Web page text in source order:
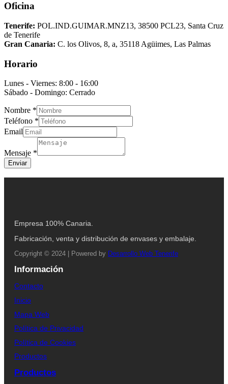
Oficina
Tenerife: POL.IND.GUIMAR.MNZ13, 38500 PCL23, Santa Cruz
de Tenerife
Gran Canaria: C. los Olivos, 8, a, 35118 Agüimes, Las Palmas
Horario
Lunes - Viernes: 8:00 - 16:00
Sábado - Domingo: Cerrado
Nombre *
Teléfono *
Email
Mensaje *
Enviar
Empresa 100% Canaria.
Fabricación, venta y distribución de envases y embalaje.
Copyright © 2024 | Powered by Desarrollo Web Tenerife
Información
Contacto
Inicio
Mapa Web
Política de Privacidad
Política de Cookies
Productos
Productos